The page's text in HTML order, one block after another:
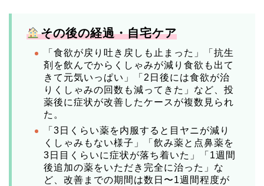
️その後の経過・自宅ケア
「食欲が戻り吐き戻しも止まった」「抗生
剤を飲んでからくしゃみが減り食欲も出て
きて元気いっぱい」「2日後には食欲が治
りくしゃみの回数も減ってきた」など、投
薬後に症状が改善したケースが複数見られ
た。
「3日くらい薬を内服すると目ヤニが減り
くしゃみもない様子」「飲み薬と点鼻薬を
3日目くらいに症状が落ち着いた」「1週間
後追加の薬をいただき完全に治った」な
ど、改善までの期間は数日〜1週間程度が